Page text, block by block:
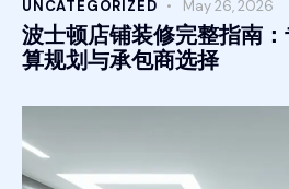
UNCATEGORIZED May 26, 2026
波士顿店铺装修完整指南
算规划与承包商选择